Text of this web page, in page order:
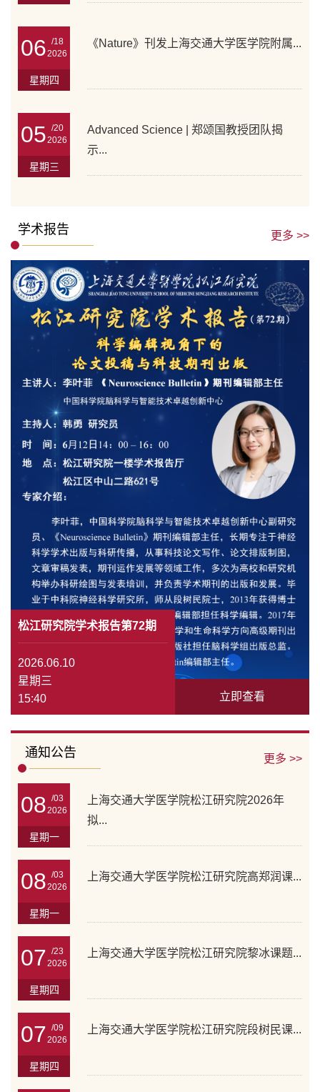
06 /18
2026
星期四
《Nature》刊发上海交通大学医学院附属...
05 /20
2026
星期三
Advanced Science | 郑颂国教授团队揭
示...
学术报告 更多 >>
松江研究院学术报告第72期
2026.06.10
星期三
15:40
立即查看
通知公告 更多 >>
08 /03
2026
星期一
上海交通大学医学院松江研究院2026年
拟...
08 /03
2026
星期一
上海交通大学医学院松江研究院高郑润课...
07 /23
2026
星期四
上海交通大学医学院松江研究院黎冰课题...
07 /09
2026
星期四
上海交通大学医学院松江研究院段树民课...